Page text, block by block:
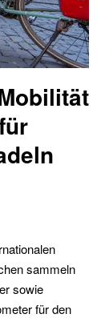
sammeln
sowie
für den